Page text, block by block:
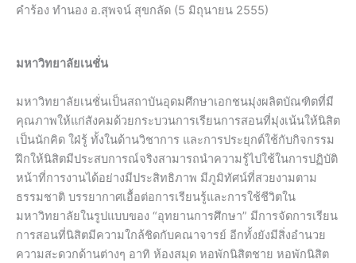
คำร้อง ทำนอง อ.สุพจน์ สุขกลัด (5 มิถุนายน 2555)
มหาวิทยาลัยเนชั่น
มหาวิทยาลัยเนชั่นเป็นสถาบันอุดมศึกษาเอกชนมุ่งผลิตบัณฑิตที่มี
คุณภาพให้แก่สังคมด้วยกระบวนการเรียนการสอนที่มุ่งเน้นให้นิสิต
เป็นนักคิด ใฝ่รู้ ทั้งในด้านวิชาการ และการประยุกต์ใช้กับกิจกรรม
ฝึกให้นิสิตมีประสบการณ์จริงสามารถนำความรู้ไปใช้ในการปฏิบัติ
หน้าที่การงานได้อย่างมีประสิทธิภาพ มีภูมิทัศน์ที่สวยงามตาม
ธรรมชาติ บรรยากาศเอื้อต่อการเรียนรู้และการใช้ชีวิตใน
มหาวิทยาลัยในรูปแบบของ “อุทยานการศึกษา” มีการจัดการเรียน
การสอนที่นิสิตมีความใกล้ชิดกับคณาจารย์ อีกทั้งยังมีสิ่งอำนวย
ความสะดวกด้านต่างๆ อาทิ ห้องสมุด หอพักนิสิตชาย หอพักนิสิต